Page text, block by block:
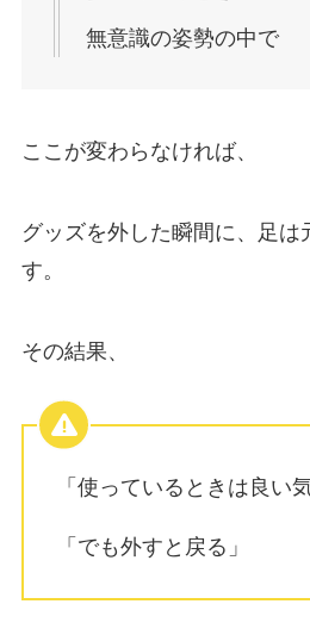
無意識の姿勢の中で
ここが変わらなければ、
グッズを外した瞬間に、足は
す。
その結果、
「使っているときは良い
「でも外すと戻る」